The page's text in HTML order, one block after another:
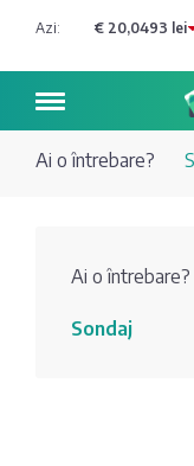
Azi: € 20,0493 lei
bancher
Ai o întrebare?
Ai o întrebare?
Sondaj